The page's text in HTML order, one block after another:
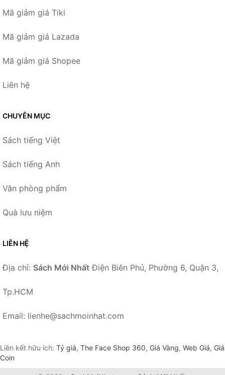
Mã giảm giá Tiki
Mã giảm giá Lazada
Mã giảm giá Shopee
Liên hệ
CHUYÊN MỤC
Sách tiếng Việt
Sách tiếng Anh
Văn phòng phẩm
Quà lưu niệm
LIÊN HỆ
Địa chỉ: Sách Mới Nhất Điện Biên Phủ, Phường 6, Quận 3,
Tp.HCM
Email: lienhe@sachmoinhat.com
Liên kết hữu ích: Tỷ giá, The Face Shop 360, Giá Vàng, Web Giá, Giá
Coin